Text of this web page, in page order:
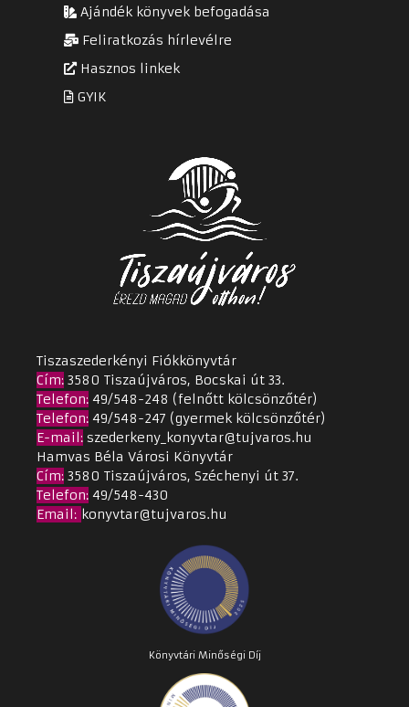
Ajándék könyvek befogadása
Feliratkozás hírlevélre
Hasznos linkek
GYIK
Tiszaszederkényi Fiókkönyvtár
Cím: 3580 Tiszaújváros, Bocskai út 33.
Telefon: 49/548-248 (felnőtt kölcsönzőtér)
Telefon: 49/548-247 (gyermek kölcsönzőtér)
E-mail: szederkeny_konyvtar@tujvaros.hu
Hamvas Béla Városi Könyvtár
Cím: 3580 Tiszaújváros, Széchenyi út 37.
Telefon: 49/548-430
Email: konyvtar@tujvaros.hu
Könyvtári Minőségi Díj